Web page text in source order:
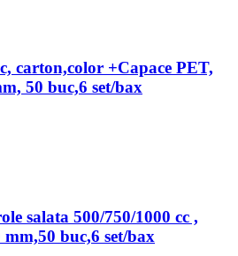
carton,color +Capace PET,
50 buc,6 set/bax
salata 500/750/1000 cc ,
buc,6 set/bax